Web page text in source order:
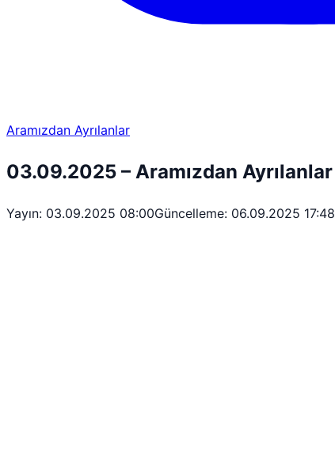
Aramızdan Ayrılanlar
03.09.2025 – Aramızdan Ayrılanlar
Yayın: 03.09.2025 08:00Güncelleme: 06.09.2025 17:48